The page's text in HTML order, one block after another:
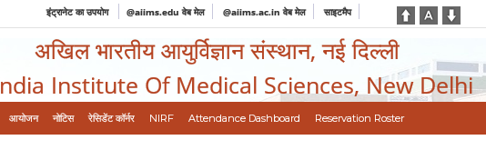
इंट्रानेट का उपयोग @aiims.edu वेब मेल @aiims.ac.in वेब मेल साइटमैप
अखिल भारतीय आयुर्विज्ञान संस्थान, नई दिल्ली
Institute Of Medical Sciences, New Delhi
आयोजन नोटिस रेसिडेंट कॉर्नर NIRF Attendance Dashboard Reservation Roster